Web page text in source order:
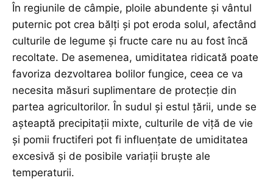
În regiunile de câmpie, ploile abundente și vântul
puternic pot crea bălți și pot eroda solul, afectând
culturile de legume și fructe care nu au fost încă
recoltate. De asemenea, umiditatea ridicată poate
favoriza dezvoltarea bolilor fungice, ceea ce va
necesita măsuri suplimentare de protecție din
partea agricultorilor. În sudul și estul țării, unde se
așteaptă precipitații mixte, culturile de viță de vie
și pomii fructiferi pot fi influențate de umiditatea
excesivă și de posibile variații bruște ale
temperaturii.